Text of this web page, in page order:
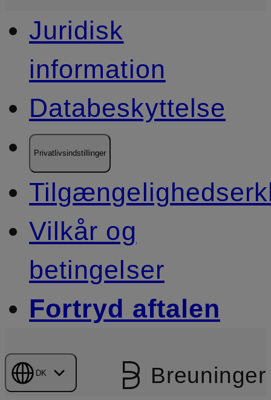
Juridisk
information
Databeskyttelse
Privatlivsindstillinger
Vilkår og
betingelser
Fortryd aftalen
DK Breuninger